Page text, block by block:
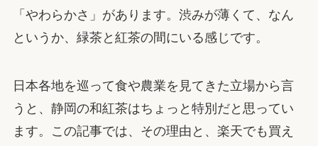
「やわらかさ」があります。渋みが薄くて、なん
というか、緑茶と紅茶の間にいる感じです。
日本各地を巡って食や農業を見てきた立場から言
うと、静岡の和紅茶はちょっと特別だと思ってい
ます。この記事では、その理由と、楽天でも買え